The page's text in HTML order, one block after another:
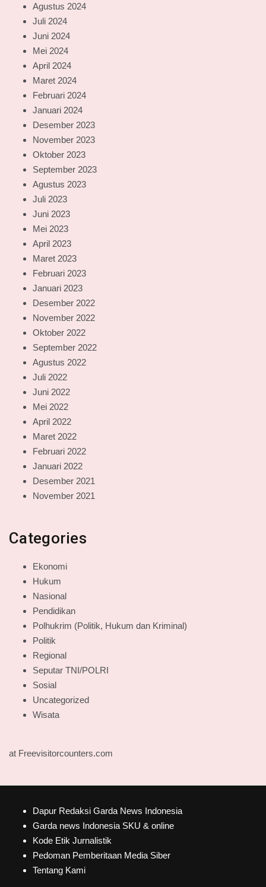
Agustus 2024
Juli 2024
Juni 2024
Mei 2024
April 2024
Maret 2024
Februari 2024
Januari 2024
Desember 2023
November 2023
Oktober 2023
September 2023
Agustus 2023
Juli 2023
Juni 2023
Mei 2023
April 2023
Maret 2023
Februari 2023
Januari 2023
Desember 2022
November 2022
Oktober 2022
September 2022
Agustus 2022
Juli 2022
Juni 2022
Mei 2022
April 2022
Maret 2022
Februari 2022
Januari 2022
Desember 2021
November 2021
Categories
Ekonomi
Hukum
Nasional
Pendidikan
Polhukrim (Politik, Hukum dan Kriminal)
Politik
Regional
Seputar TNI/POLRI
Sosial
Uncategorized
Wisata
at Freevisitorcounters.com
Dapur Redaksi Garda News Indonesia
Garda news Indonesia SKU & online
Kode Etik Jurnalistik
Pedoman Pemberitaan Media Siber
Tentang Kami